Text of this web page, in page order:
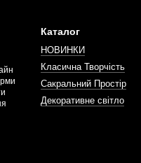
Каталог
НОВИНКИ
Класична Творчість
Сакральний Простір
Декоративне світло